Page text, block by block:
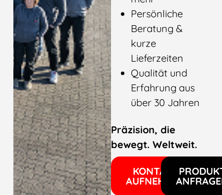
Persönliche
Beratung &
kurze
Lieferzeiten
Qualität und
Erfahrung aus
über 30 Jahren
Präzision, die
bewegt. Weltweit.
KONTAKT
AUFNEHMEN